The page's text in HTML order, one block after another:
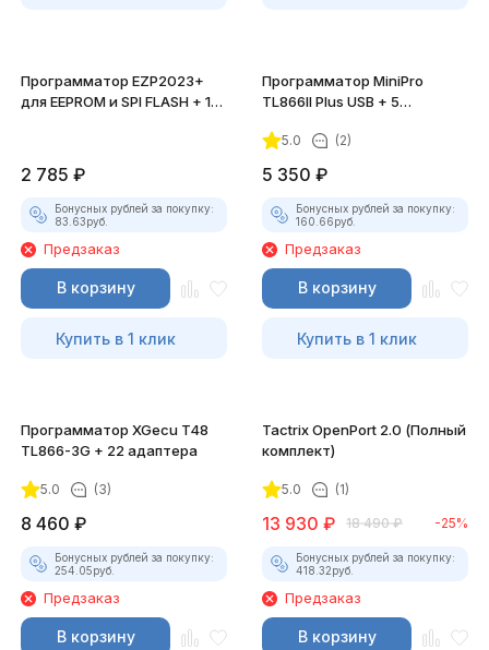
Программатор EZP2023+
для EEPROM и SPI FLASH + 12
2 785 ₽
Бонусных рублей за покупку:
83.63руб.
Предзаказ
В корзину
Купить в 1 клик
Программатор MiniPro
TL866II Plus USB + 5
5.0 (2)
5 350 ₽
Бонусных рублей за покупку:
160.66руб.
Предзаказ
В корзину
Купить в 1 клик
Программатор XGecu T48
TL866-3G + 22 адаптера
5.0 (3)
8 460 ₽
Бонусных рублей за покупку:
254.05руб.
Предзаказ
В корзину
Tactrix OpenPort 2.0 (Полный
комплект)
5.0 (1)
13 930 ₽ 18 490 ₽ -25%
Бонусных рублей за покупку:
418.32руб.
Предзаказ
В корзину